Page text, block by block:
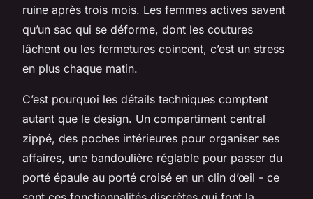
ruine après trois mois. Les femmes actives savent
qu’un sac qui se déforme, dont les coutures
lâchent ou les fermetures coincent, c’est un stress
en plus chaque matin.
C’est pourquoi les détails techniques comptent
autant que le design. Un compartiment central
zippé, des poches intérieures pour organiser ses
affaires, une bandoulière réglable pour passer du
porté épaule au porté croisé en un clin d’œil - ce